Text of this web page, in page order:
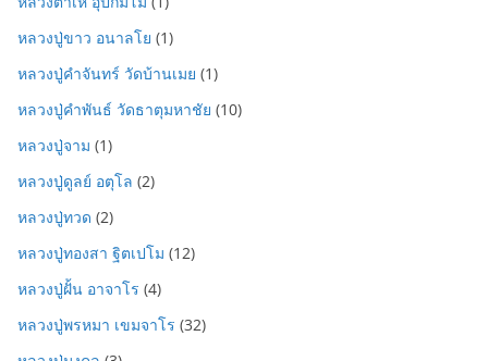
หลวงปู่ขาว อนาลโย (1)
หลวงปู่คำจันทร์ วัดบ้านเมย (1)
หลวงปู่คำพันธ์ วัดธาตุมหาชัย (10)
หลวงปู่จาม (1)
หลวงปู่ดูลย์ อตุโล (2)
หลวงปู่ทวด (2)
หลวงปู่ทองสา ฐิตเปโม (12)
หลวงปู่ฝั้น อาจาโร (4)
หลวงปู่พรหมา เขมจาโร (32)